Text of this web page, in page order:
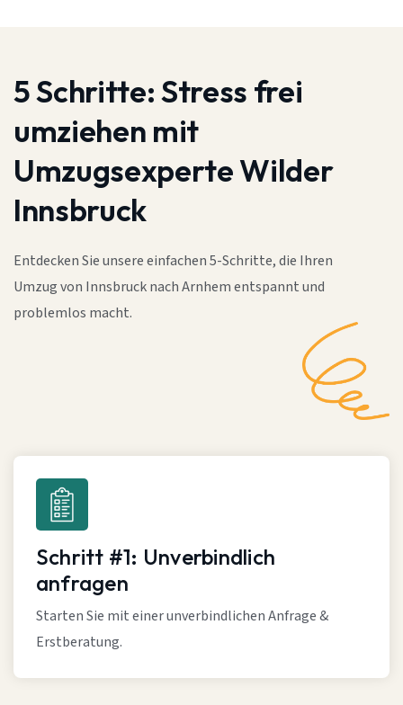
5 Schritte:Stress frei
umziehen mit
Umzugsexperte Wilder
Innsbruck
Entdecken Sie unsere einfachen 5-Schritte, die Ihren
Umzug von Innsbruck nach Arnhem entspannt und
problemlos macht.
Schritt #1: Unverbindlich
anfragen
Starten Sie mit einer unverbindlichen Anfrage &
Erstberatung.